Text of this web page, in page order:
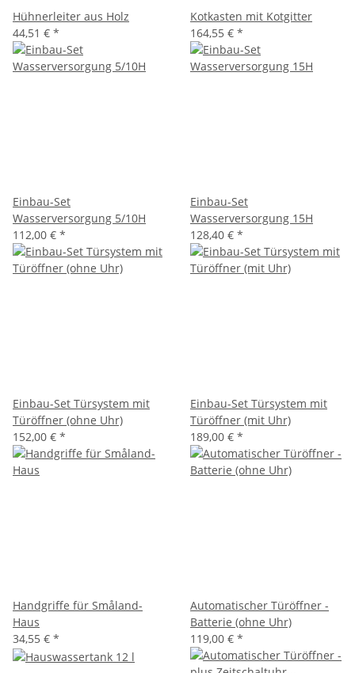
Hühnerleiter aus Holz
44,51 € *
Kotkasten mit Kotgitter
164,55 € *
Einbau-Set
Wasserversorgung 5/10H
112,00 € *
Einbau-Set
Wasserversorgung 15H
128,40 € *
Einbau-Set Türsystem mit
Türöffner (ohne Uhr)
152,00 € *
Einbau-Set Türsystem mit
Türöffner (mit Uhr)
189,00 € *
Handgriffe für Småland-
Haus
34,55 € *
Automatischer Türöffner -
Batterie (ohne Uhr)
119,00 € *